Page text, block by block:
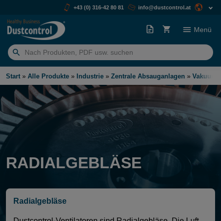
+43 (0) 316-42 80 81 info@dustcontrol.at
Suchen
nach:
Menü
Start » Alle Produkte » Industrie » Zentrale Absauganlagen »
RADIALGEBLÄSE
Radialgebläse